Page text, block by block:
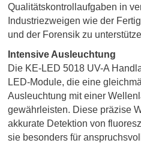
Qualitätskontrollaufgaben in
Industriezweigen wie der
und der Forensik zu
Intensive Ausleuchtung
Die KE-LED 5018 UV-A
LED-Module, die eine
Ausleuchtung mit einer
gewährleisten. Diese präzise
akkurate Detektion von
sie besonders für